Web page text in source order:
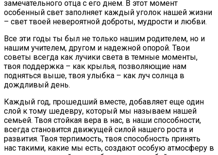
замечательного отца с его днем. В этот момент
особенный свет заполняет каждый уголок нашей жизни
– свет твоей невероятной доброты, мудрости и любви.
Все эти годы ты был не только нашим родителем, но и
нашим учителем, другом и надежной опорой. Твои
советы всегда как лучики света в темные моменты,
твоя поддержка – как крылья, позволяющие нам
подняться выше, твоя улыбка – как луч солнца в
дождливый день.
Каждый год, прошедший вместе, добавляет еще один
слой к тому шедевру, который мы называем нашей
семьей. Твоя стойкая вера в нас, в наши способности,
всегда становится движущей силой нашего роста и
развития. Твоя терпимость, твоя способность принять
нас такими, какие мы есть, создают особую атмосферу в